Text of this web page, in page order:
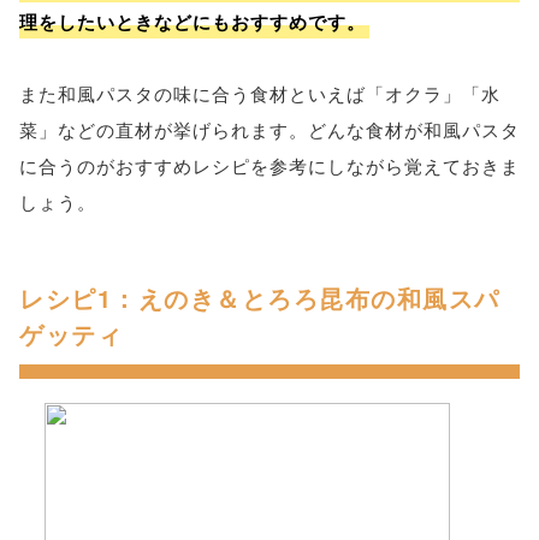
理をしたいときなどにもおすすめです。
また和風パスタの味に合う食材といえば「オクラ」「水
菜」などの直材が挙げられます。どんな食材が和風パスタ
に合うのがおすすめレシピを参考にしながら覚えておきま
しょう。
レシピ1：えのき＆とろろ昆布の和風スパ
ゲッティ